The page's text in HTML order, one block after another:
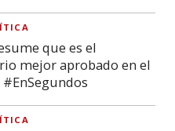
que es el
mejor aprobado en el